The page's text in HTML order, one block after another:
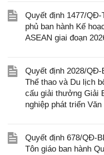
Quyết định 1477/
phủ ban hành Kế
ASEAN giai đoạn
Quyết định 2028/QĐ-
Thể thao và Du lịch
cấu giải thưởng Giải
nghiệp phát triển Văn
Quyết định 678/QĐ-
Tôn giáo ban hành